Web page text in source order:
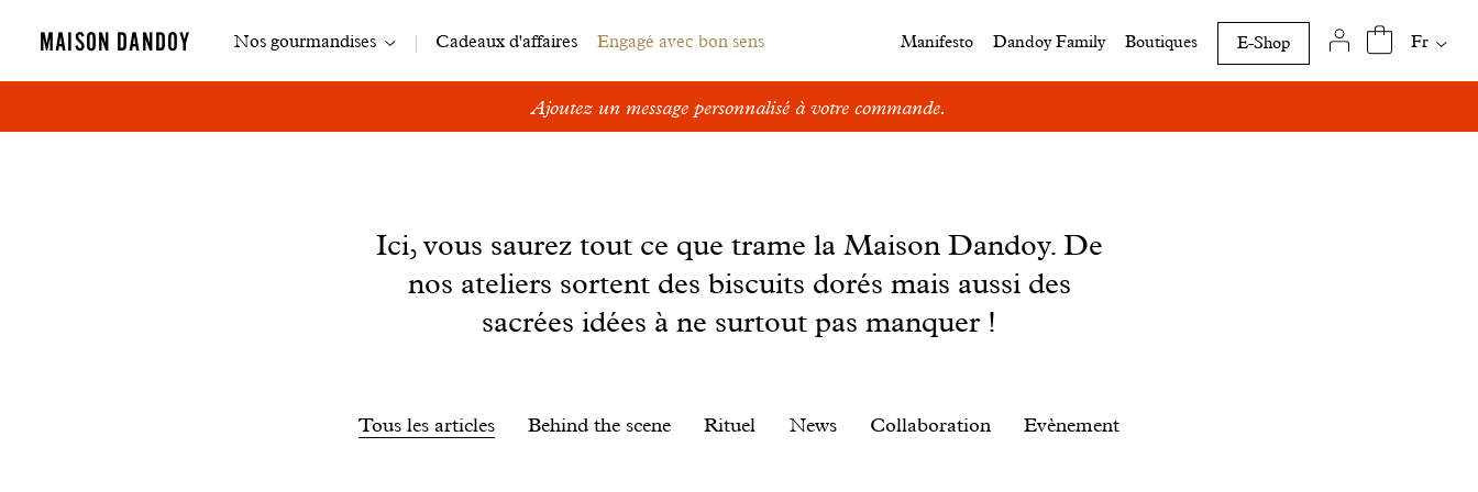
MAISON DANDOY
Navigation
Nos gourmandises Cadeaux d'affaires Engagé avec bon sens Manifesto Dandoy Family Boutiques E-Shop
cette
Fr
Ajoutez un message personnalisé à votre commande.
Ici, vous saurez tout ce que trame la Maison Dandoy. De
nos ateliers sortent des biscuits dorés mais aussi des
sacrées idées à ne surtout pas manquer !
Tous les articles Behind the scene Rituel News Collaboration Evènement